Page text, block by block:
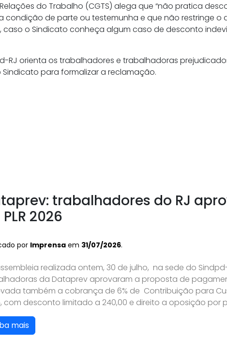
do Trabalho (CGTS) alega que “não pratica
de parte ou testemunha e que não restringe o
caso o Sindicato conheça algum caso de desconto
RJ orienta os trabalhadores e trabalhadoras
para formalizar a reclamação.
trabalhadores do RJ
2026
por Imprensa em 31/07/2026.
realizada ontem, 30 de julho, na sede do
da Dataprev aprovaram a proposta de
também a cobrança de 6% de Contribuição para
com desconto limitado a 240,00 e direito a oposição por
mais